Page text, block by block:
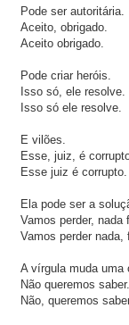
Pode ser autoritária.
Aceito, obrigado.
Aceito obrigado.
Pode criar heróis.
Isso só, ele resolve.
Isso só ele resolve.
E vilões.
Esse, juiz, é
Esse juiz é corrupto.
Ela pode ser a
Vamos perder, nada
Vamos perder nada,
A vírgula muda uma
Não queremos saber.
Não, queremos